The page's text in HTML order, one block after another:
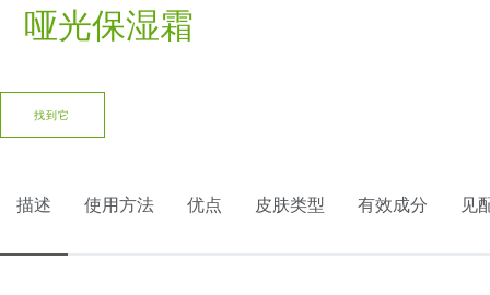
哑光保湿霜
找到它
描述 使用方法 优点 皮肤类型 有效成分 见